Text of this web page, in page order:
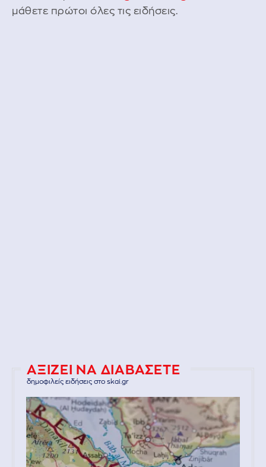
μάθετε πρώτοι όλες τις ειδήσεις.
ΑΞΙΖΕΙ ΝΑ ΔΙΑΒΑΣΕΤΕ
δημοφιλείς ειδήσεις στο skai.gr